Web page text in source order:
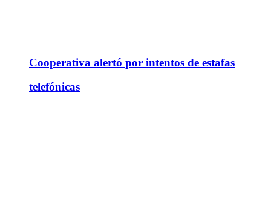
Cooperativa alertó por intentos de estafas
telefónicas